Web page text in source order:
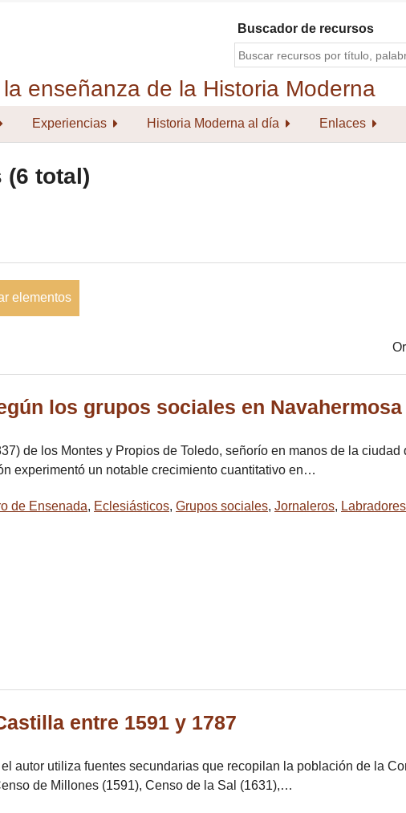
Buscador de recursos
Experiencias Historia Moderna al día Enlaces
(6 total)
elementos
los grupos sociales en Navahermosa
de los Montes y Propios de Toledo, señorío en manos de la
experimentó un notable crecimiento cuantitativo en…
de Ensenada, Eclesiásticos, Grupos sociales, Jornaleros, Labradores
entre 1591 y 1787
autor utiliza fuentes secundarias que recopilan la población de la
de Millones (1591), Censo de la Sal (1631),…